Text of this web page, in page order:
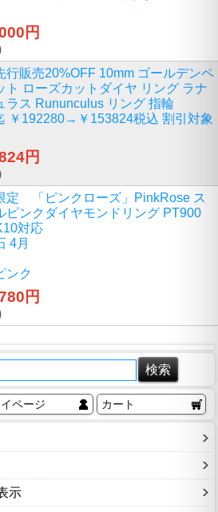
円
行販売20%OFF 10mm ゴールデンペ
ト ローズカットダイヤ リング ラナ
ラス Rununculus リング 指輪
￥192280→￥153824税込 割引対象
円
定 「ピンクローズ」PinkRose ス
ピンクダイヤモンドリング PT900
対応
4月
ンク
円
ページ カート
示